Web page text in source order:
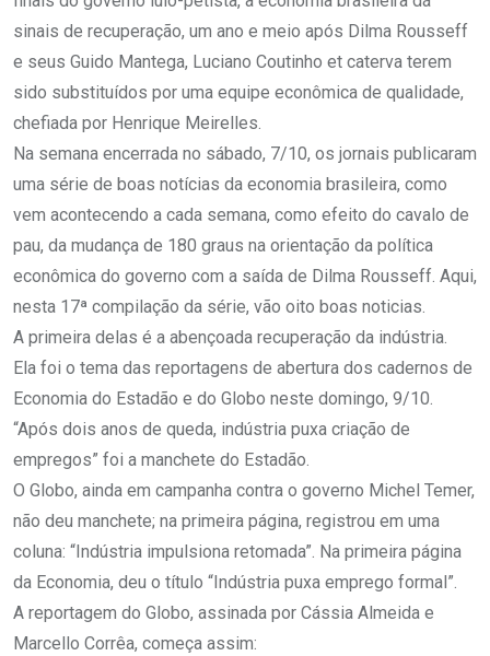
sinais de recuperação, um ano e meio após Dilma Rousseff
e seus Guido Mantega, Luciano Coutinho et caterva terem
sido substituídos por uma equipe econômica de qualidade,
chefiada por Henrique Meirelles.
Na semana encerrada no sábado, 7/10, os jornais publicaram
uma série de boas notícias da economia brasileira, como
vem acontecendo a cada semana, como efeito do cavalo de
pau, da mudança de 180 graus na orientação da política
econômica do governo com a saída de Dilma Rousseff. Aqui,
nesta 17ª compilação da série, vão oito boas noticias.
A primeira delas é a abençoada recuperação da indústria.
Ela foi o tema das reportagens de abertura dos cadernos de
Economia do Estadão e do Globo neste domingo, 9/10.
“Após dois anos de queda, indústria puxa criação de
empregos” foi a manchete do Estadão.
O Globo, ainda em campanha contra o governo Michel Temer,
não deu manchete; na primeira página, registrou em uma
coluna: “Indústria impulsiona retomada”. Na primeira página
da Economia, deu o título “Indústria puxa emprego formal”.
A reportagem do Globo, assinada por Cássia Almeida e
Marcello Corrêa, começa assim: